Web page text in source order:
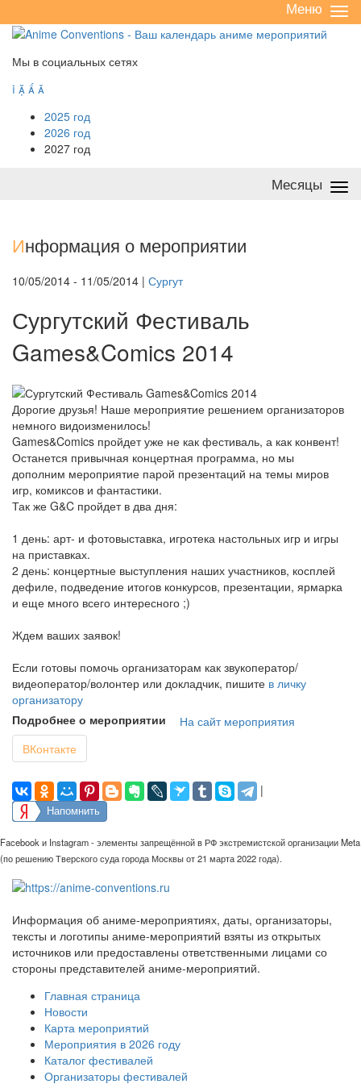
/
Меню
Мы в социальных сетях
   
2025 год
2026 год
2027 год
Месяцы
Информация о мероприятии
10/05/2014 - 11/05/2014 | Сургут
Сургутский Фестиваль
Games&Comics 2014
Дорогие друзья! Наше мероприятие решением организаторов
немного видоизменилось!
Games&Comics пройдет уже не как фестиваль, а как конвент!
Останется привычная концертная программа, но мы
дополним мероприятие парой презентаций на темы миров
игр, комиксов и фантастики.
Так же G&C пройдет в два дня:
1 день: арт- и фотовыставка, игротека настольных игр и игры
на приставках.
2 день: концертные выступления наших участников, косплей
дефиле, подведение итогов конкурсов, презентации, ярмарка
и еще много всего интересного ;)
Ждем ваших заявок!
Если готовы помочь организаторам как звукоператор/
видеоператор/волонтер или докладчик, пишите в личку
организатору
Подробнее о мероприятии
На сайт мероприятия
ВКонтакте
|
Напомнить
Facebook и Instagram - элементы запрещённой в РФ экстремистской организации Meta
(по решению Тверского суда города Москвы от 21 марта 2022 года).
Информация об аниме-мероприятиях, даты, организаторы,
тексты и логотипы аниме-мероприятий взяты из открытых
источников или предоставлены ответственными лицами со
стороны представителей аниме-мероприятий.
Главная страница
Новости
Карта мероприятий
Мероприятия в 2026 году
Каталог фестивалей
Организаторы фестивалей